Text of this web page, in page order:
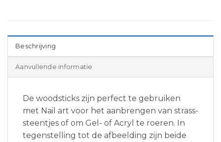
Beschrijving
Aanvullende informatie
De woodsticks zijn perfect te gebruiken
met Nail art voor het aanbrengen van strass-
steentjes of om Gel- of Acryl te roeren. In
tegenstelling tot de afbeelding zijn beide